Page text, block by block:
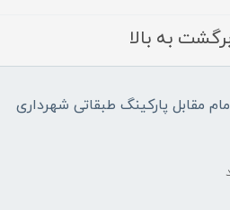
به بالا
مقابل پارکینگ طبقاتی شهرداری